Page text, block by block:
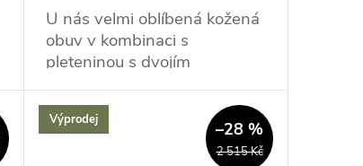
U nás velmi oblíbená kožená
obuv v kombinaci s
pleteninou s dvojím
zapínáním, vycházková
zdravotní , ortopedická
Výprodej
2 515 Kč
–28 %